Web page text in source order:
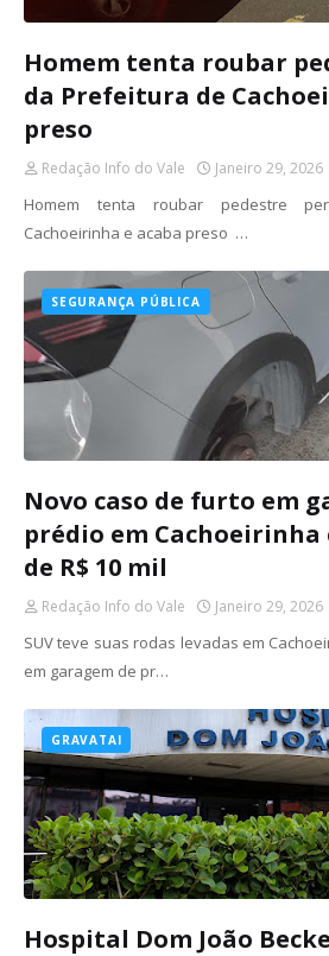
Homem tenta roubar
da Prefeitura de
preso
Redação Info do Vale Janeiro 29, 2026
Homem tenta roubar pedestre
Cachoeirinha e acaba preso …
SEGURANÇA PÚBLICA
Novo caso de furto em
prédio em Cachoeirinha
de R$ 10 mil
Redação Info do Vale Janeiro 29, 2026
SUV teve suas rodas levadas em
em garagem de pr…
GRAVATAI
Hospital Dom João